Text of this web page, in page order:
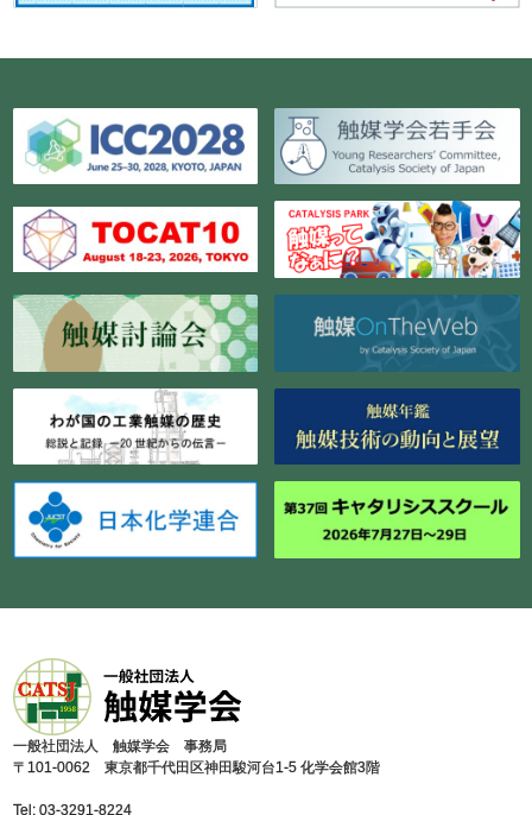
⼀般社団法⼈ 触媒学会 事務局
〒101-0062 東京都千代⽥区神⽥駿河台1-5 化学会館3階
Tel: 03-3291-8224